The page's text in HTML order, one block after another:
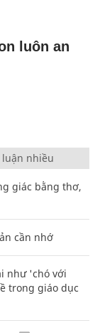
luôn an
luận nhiều
giác bằng thơ,
cần nhớ
như 'chó với
trong giáo dục